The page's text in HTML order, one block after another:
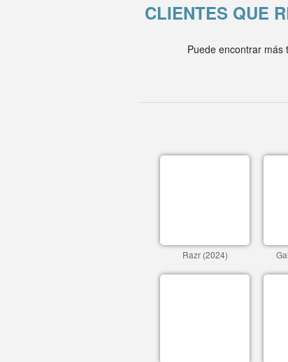
CLIENTES QUE
Puede encontrar más
Razr (2024)